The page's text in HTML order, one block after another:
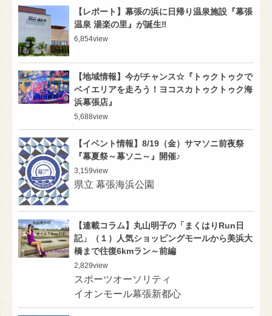
【レポート】幕張の浜に日帰り温泉施設『幕張
温泉 湯楽の里』が誕生‼️
6,854view
【地域情報】今がチャンス☆『トゥクトゥクで
ベイエリアを走ろう！ヨコスカトゥクトゥク海
浜幕張店』
5,688view
【イベント情報】8/19（金）サマソニ前夜祭
『幕夏祭～幕ソニ～』開催♪
3,159view
県立 幕張海浜公園
【連載コラム】丸山明子の「まくはりRun日
記」（１）人気ショッピングモールから美浜大
橋まで往復6kmラン～前編
2,829view
スポーツオーソリティ
イオンモール幕張新都心